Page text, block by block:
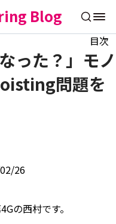
Blog
目次
った？」モノ
問題を
26
の西村です。